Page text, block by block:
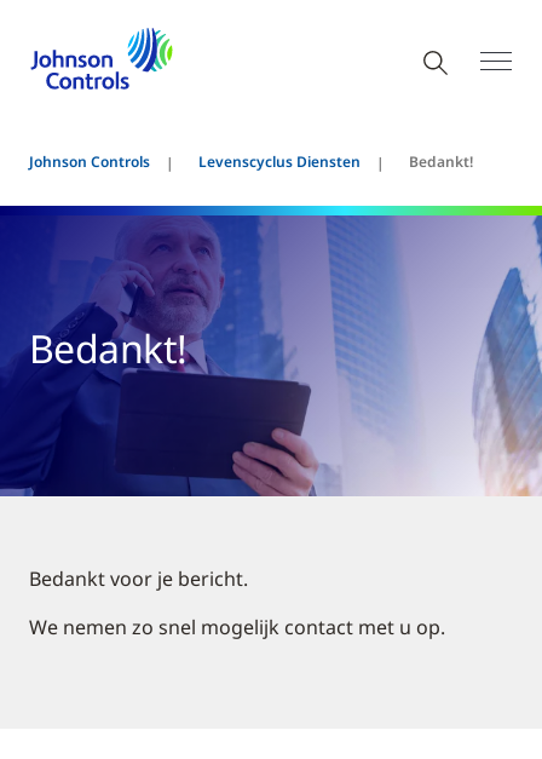
Johnson Controls Levenscyclus Diensten Bedankt!
Bedankt!
Bedankt voor je bericht.
We nemen zo snel mogelijk contact met u op.